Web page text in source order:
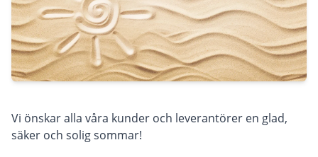
Vi önskar alla våra kunder och leverantörer en glad,
säker och solig sommar!